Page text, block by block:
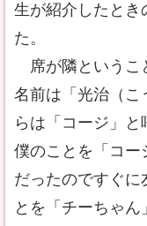
生が紹介したとき
た。
席が隣というこ
名前は「光治（こ
らは「コージ」
僕のことを「コー
だったのですぐに
とを「チーちゃん